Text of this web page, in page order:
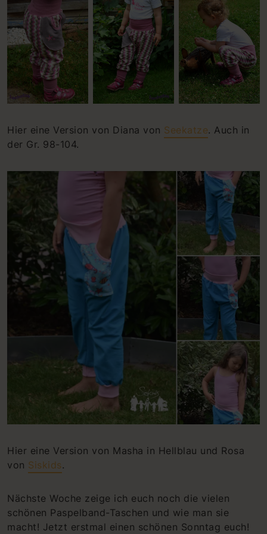
Hier eine Version von Diana von Seekatze. Auch in
der Gr. 98-104.
Hier eine Version von Masha in Hellblau und Rosa
von Siskids.
Nächste Woche zeige ich euch noch die vielen
schönen Paspelband-Taschen und wie man sie
macht! Jetzt erstmal einen schönen Sonntag euch!